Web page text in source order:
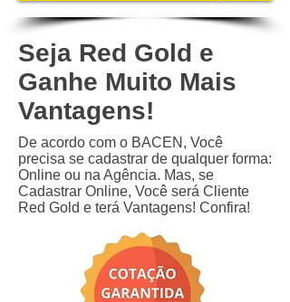
Seja Red Gold e
Ganhe Muito Mais
Vantagens!
De acordo com o BACEN, Você
precisa se cadastrar de qualquer forma:
Online ou na Agência. Mas, se
Cadastrar Online, Você será Cliente
Red Gold e terá Vantagens! Confira!